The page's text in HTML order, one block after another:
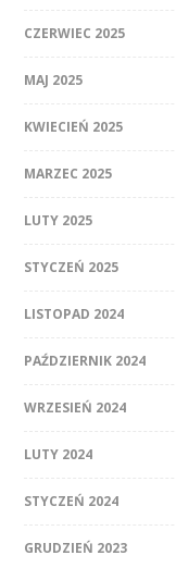
CZERWIEC 2025
MAJ 2025
KWIECIEŃ 2025
MARZEC 2025
LUTY 2025
STYCZEŃ 2025
LISTOPAD 2024
PAŹDZIERNIK 2024
WRZESIEŃ 2024
LUTY 2024
STYCZEŃ 2024
GRUDZIEŃ 2023